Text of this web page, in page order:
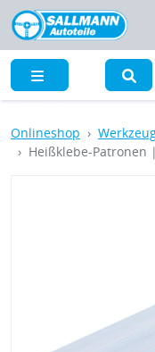
Onlineshop
Heißklebe-